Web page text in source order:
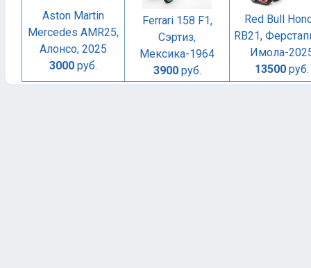
Aston Martin
Mercedes AMR25,
Алонсо, 2025
3000 руб.
Ferrari 158 F1,
Сэртиз,
Мексика-1964
3900руб.
Red Bull
RB21,
Имола-
13500руб.